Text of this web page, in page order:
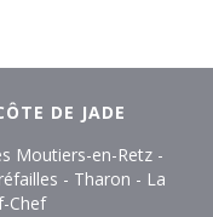
DE JADE
Moutiers-en-Retz -
- Tharon - La
Chef